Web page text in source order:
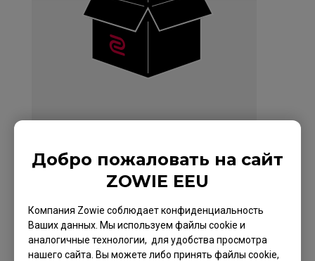
Добро пожаловать на сайт
ZOWIE EEU
Компания Zowie соблюдает конфиденциальность
Ваших данных. Мы используем файлы cookie и
аналогичные технологии, для удобства просмотра
нашего сайта. Вы можете либо принять файлы cookie,
ZOWIE FK1+ — Мышь
для киберспорта